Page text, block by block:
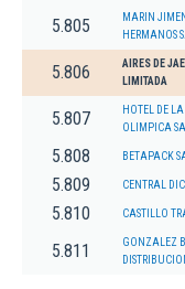
5.805
MARIN
HERMANOS
5.806
AIRES DE
LIMITADA
5.807
HOTEL DE
OLIMPICA SA
5.808 BETAPACK
5.809 CENTRAL
5.810 CASTILLO
5.811
GONZALEZ